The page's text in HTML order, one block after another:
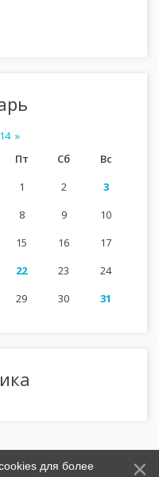
»
Пт Сб
Вс
1
2
3
8 9
10
15 16
17
22 23
24
29 30 31
для более